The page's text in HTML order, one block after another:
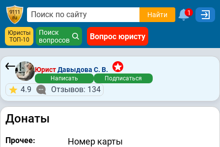
Найти 1
Юристы
ТОП-10
Поиск
вопросов
Вопрос юристу
ЮристДавыдова С. В.
Написать Подписаться
4.9 Отзывов: 134
Донаты
Прочее:
Номер карты